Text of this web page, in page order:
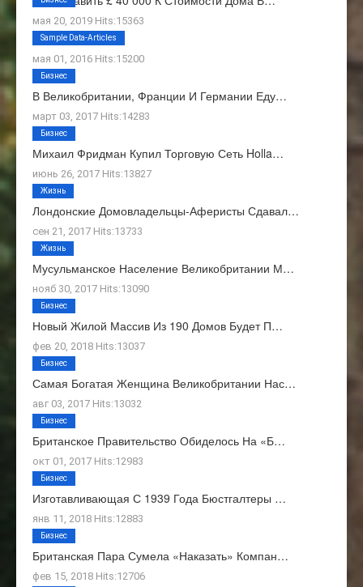
мая 20, 2019 Hits:15363
О Нас
мая 01, 2016 Hits:15200
Sample Data-Articles
В Великобритании, Франции И Германии Еду…
март 03, 2017 Hits:14283
Бизнес
Михаил Фридман Купил Торговую Сеть Holla…
июнь 26, 2017 Hits:13827
Бизнес
Лондонские Домовладельцы-Аферисты Сдавал…
сен 21, 2017 Hits:13733
Жизнь
Мусульманское Население Великобритании М…
нояб 30, 2017 Hits:13090
Жизнь
Новый Жилой Массив Из 190 Домов Будет П…
фев 20, 2018 Hits:13037
Бизнес
Самая Богатая Женщина Великобритании Нас…
авг 03, 2017 Hits:13032
Бизнес
Британское Правительство Обиделось На «Б…
окт 01, 2017 Hits:12983
Бизнес
Изготавливающая С 1939 Года Бюстгалтеры …
янв 11, 2018 Hits:12883
Бизнес
Британская Пара Сумела «наказать» Компан…
фев 15, 2018 Hits:12706
Бизнес